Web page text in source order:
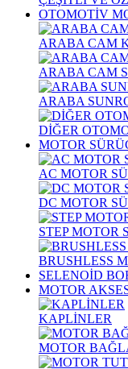
OTOMOTİV
ARABA CAM
ARABA CAM
ARABA
DİĞER
MOTOR
AC MOTOR
DC MOTOR
STEP MOTOR
BRUSHLESS
SELENOİD
MOTOR
KAPLİNLER
MOTOR